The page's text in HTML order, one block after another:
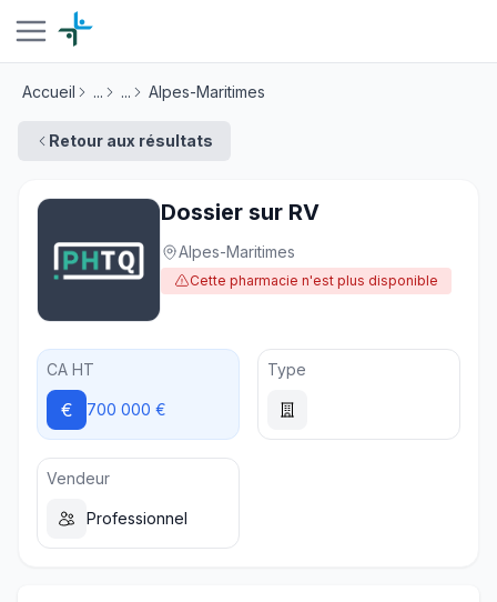
Accueil ... ... Alpes-Maritimes
Retour aux résultats
Dossier sur RV
Alpes-Maritimes
Cette pharmacie n'est plus disponible
CA HT
€ 700 000 €
Type
Vendeur
Professionnel